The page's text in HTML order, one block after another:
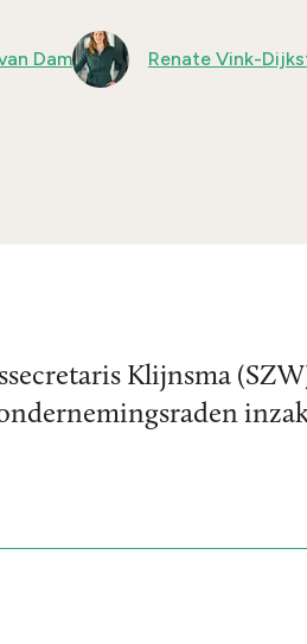
Dam Renate Vink-
Klijnsma